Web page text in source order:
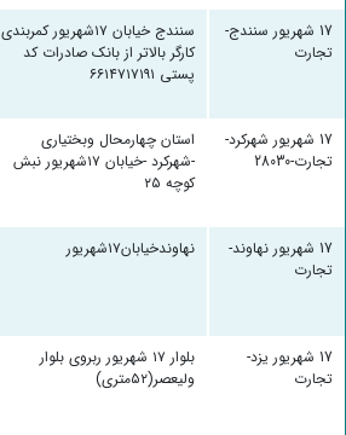
17 شهریور سنندج-
تجارت
سنندج خیابان ۱۷شهریور کمربندی
کارگر بالاتر از بانک صادرات کد
پستی ۶۶۱۴۷۱۷۱۹۱
17 شهریور شهرکرد-
تجارت-28030
استان چهارمحال وبختیاری
-شهرکرد -خیابان ۱۷شهریور نبش
کوچه ۲۵
17 شهریور نهاوند-
تجارت
نهاوندخیابان۱۷شهریور
17 شهریور یزد-
تجارت
بلوار ۱۷ شهریور ربروی بلوار
ولیعصر(۵۲متری)